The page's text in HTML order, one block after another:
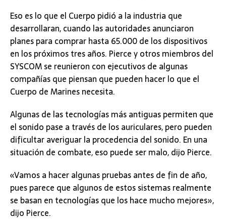
Eso es lo que el Cuerpo pidió a la industria que
desarrollaran, cuando las autoridades anunciaron
planes para comprar hasta 65.000 de los dispositivos
en los próximos tres años. Pierce y otros miembros del
SYSCOM se reunieron con ejecutivos de algunas
compañías que piensan que pueden hacer lo que el
Cuerpo de Marines necesita.
Algunas de las tecnologías más antiguas permiten que
el sonido pase a través de los auriculares, pero pueden
dificultar averiguar la procedencia del sonido. En una
situación de combate, eso puede ser malo, dijo Pierce.
«Vamos a hacer algunas pruebas antes de fin de año,
pues parece que algunos de estos sistemas realmente
se basan en tecnologías que los hace mucho mejores»,
dijo Pierce.